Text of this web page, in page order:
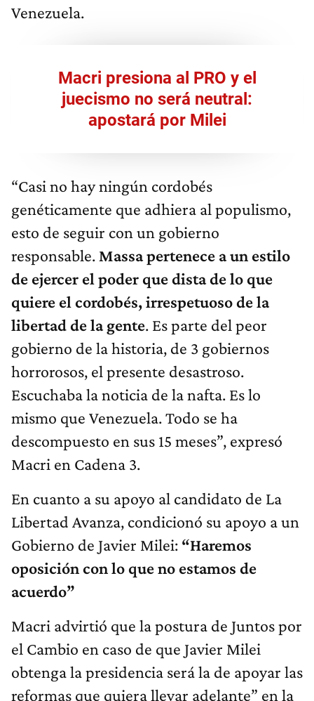
Venezuela.
Macri presiona al PRO y el
juecismo no será neutral:
apostará por Milei
“Casi no hay ningún cordobés
genéticamente que adhiera al populismo,
esto de seguir con un gobierno
responsable. Massa pertenece a un estilo
de ejercer el poder que dista de lo que
quiere el cordobés, irrespetuoso de la
libertad de la gente. Es parte del peor
gobierno de la historia, de 3 gobiernos
horrorosos, el presente desastroso.
Escuchaba la noticia de la nafta. Es lo
mismo que Venezuela. Todo se ha
descompuesto en sus 15 meses”, expresó
Macri en Cadena 3.
En cuanto a su apoyo al candidato de La
Libertad Avanza, condicionó su apoyo a un
Gobierno de Javier Milei: “Haremos
oposición con lo que no estamos de
acuerdo”
Macri advirtió que la postura de Juntos por
el Cambio en caso de que Javier Milei
obtenga la presidencia será la de apoyar las
reformas que quiera llevar adelante” en la